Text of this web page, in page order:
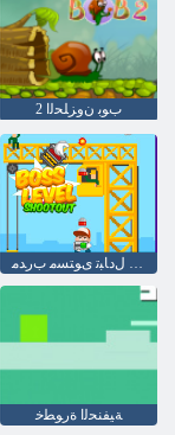
2 ﺏﻮﺑ ﻥﻭﺰﻠﺤﻟﺍ
ﺭﺎﻨﻟﺍ ﻕﻼ ﻃﻻ ﻝﺩﺎﺒﺗ ﻯﻮﺘﺴﻣ ﺏﺭﺪﻣ
ﺔﻴﻔﻨﺤﻟﺍ ﺓﺭﻮﻄﺧ